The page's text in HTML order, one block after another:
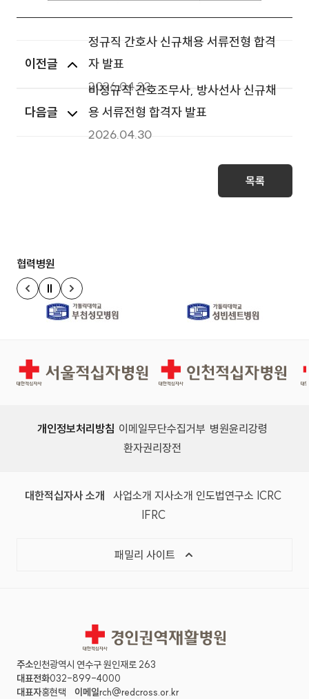
이전글
정규직 간호사 신규채용 서류전형 합격
자 발표
2026.04.22
다음글
비정규직 간호조무사, 방사선사 신규채
용 서류전형 합격자 발표
2026.04.30
목록
협력병원
이전 슬라이드
정지
다음 슬라이드
경인권역재활병원 인천적십자병원
개인정보처리방침 이메일무단수집거부 병원윤리강령
환자권리장전
대한적십자사 소개 사업소개 지사소개 인도법연구소 ICRC
IFRC
패밀리 사이트
경인권역재활병원
주소인천광역시 연수구 원인재로 263
대표전화032-899-4000
대표자홍현택 이메일rch@redcross.or.kr